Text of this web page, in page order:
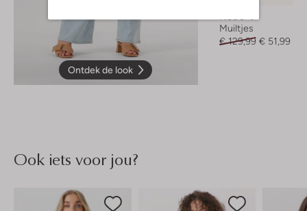
Ontdek de look
Muiltjes
€ 129,99 € 51,99
Ook iets voor jou?